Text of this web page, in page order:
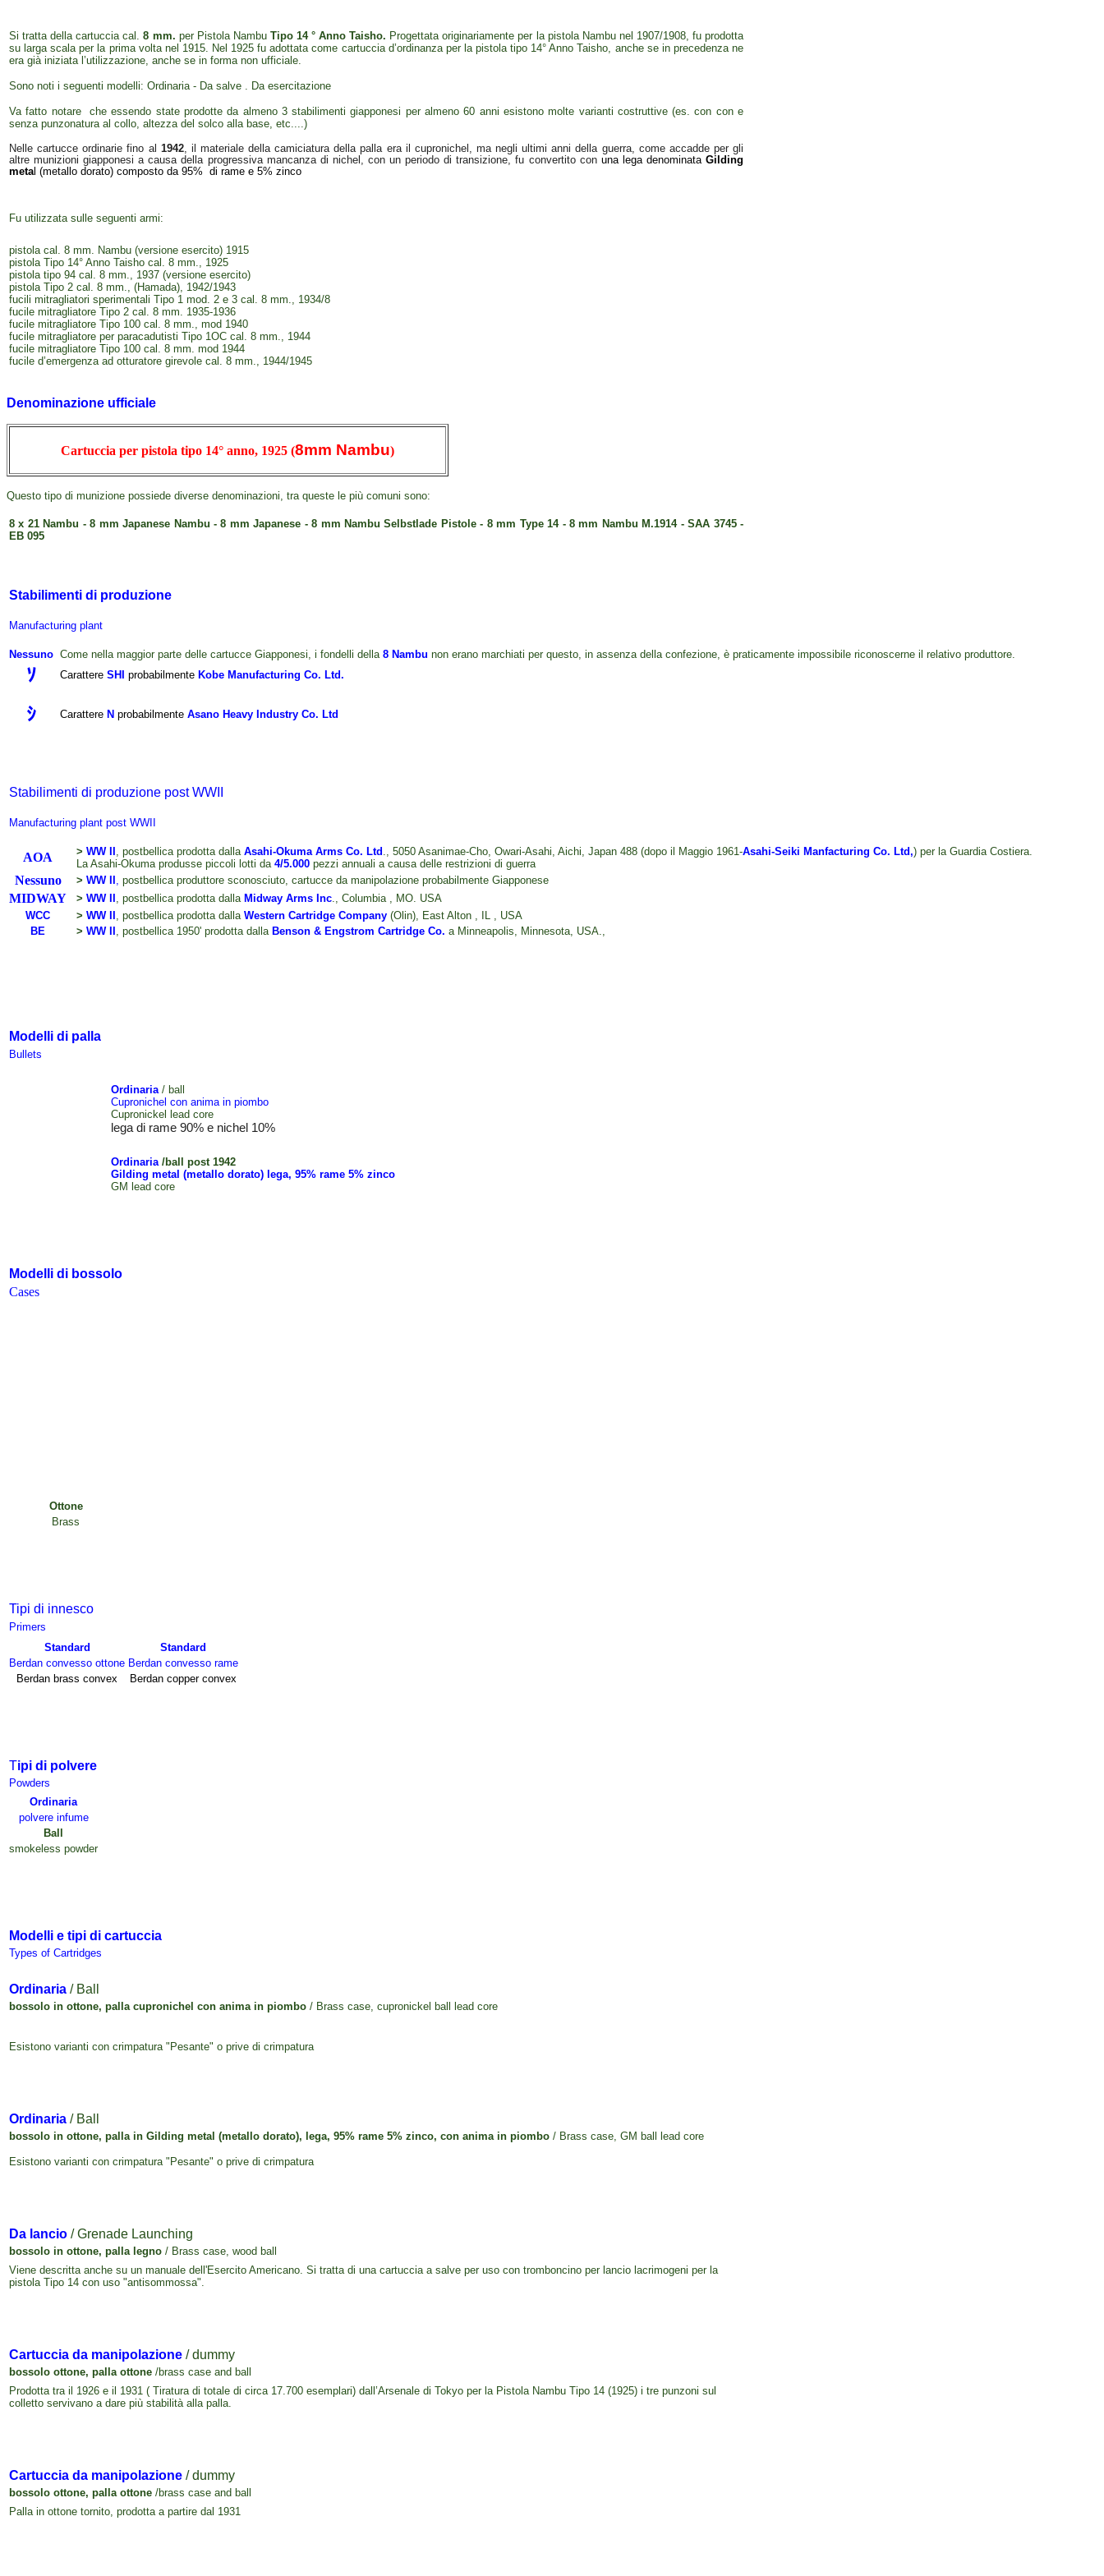
Si tratta della cartuccia cal.8 mm. per Pistola Nambu Tipo 14 ° Anno Taisho. Progettata originariamente per la pistola Nambu nel 1907/1908, fu prodotta
su larga scala per la prima volta nel 1915. Nel 1925 fu adottata come cartuccia d’ordinanza per la pistola tipo 14° Anno Taisho, anche se in precedenza ne
era già iniziata l’utilizzazione, anche se in forma non ufficiale.
Sono noti i seguenti modelli: Ordinaria - Da salve . Da esercitazione
Va fatto notare che essendo state prodotte da almeno 3 stabilimenti giapponesi per almeno 60 anni esistono molte varianti costruttive (es. con con e
senza punzonatura al collo, altezza del solco alla base, etc....)
Nelle cartucce ordinarie fino al 1942, il materiale della camiciatura della palla era il cupronichel, ma negli ultimi anni della guerra, come accadde per gli
altre munizioni giapponesi a causa della progressiva mancanza di nichel, con un periodo di transizione, fu convertito con una lega denominataGilding
metal (metallo dorato) composto da 95% di rame e 5% zinco
Fu utilizzata sulle seguenti armi:
pistola cal. 8 mm. Nambu (versione esercito) 1915
pistola Tipo 14° Anno Taisho cal. 8 mm., 1925
pistola tipo 94 cal. 8 mm., 1937 (versione esercito)
pistola Tipo 2 cal. 8 mm., (Hamada), 1942/1943
fucili mitragliatori sperimentali Tipo 1 mod. 2 e 3 cal. 8 mm., 1934/8
fucile mitragliatore Tipo 2 cal. 8 mm. 1935-1936
fucile mitragliatore Tipo 100 cal. 8 mm., mod 1940
fucile mitragliatore per paracadutisti Tipo 1OC cal. 8 mm., 1944
fucile mitragliatore Tipo 100 cal. 8 mm. mod 1944
fucile d’emergenza ad otturatore girevole cal. 8 mm., 1944/1945
Denominazione ufficiale
Cartuccia per pistola tipo 14° anno, 1925 (8mm Nambu)
Questo tipo di munizione possiede diverse denominazioni, tra queste le più comuni sono:
8 x 21 Nambu - 8 mm Japanese Nambu - 8 mm Japanese - 8 mm Nambu Selbstlade Pistole - 8 mm Type 14 - 8 mm Nambu M.1914 - SAA 3745 -
EB 095
Stabilimenti di produzione
Manufacturing plant
Nessuno Come nella maggior parte delle cartucce Giapponesi, i fondelli della 8 Nambu non erano marchiati per questo, in assenza della confezione, è praticamente impossibile riconoscerne il relativo produttore.
ｿ Carattere SHI probabilmente Kobe Manufacturing Co. Ltd.
ｼ Carattere N probabilmente Asano Heavy Industry Co. Ltd
Stabilimenti di produzione post WWII
Manufacturing plant post WWII
AOA > WW II , postbellica prodotta dalla Asahi-Okuma Arms Co. Ltd ., 5050 Asanimae-Cho, Owari-Asahi, Aichi, Japan 488 (dopo il Maggio 1961-Asahi-Seiki Manfacturing Co. Ltd,) per la Guardia Costiera.
La Asahi-Okuma produsse piccoli lotti da 4/5.000 pezzi annuali a causa delle restrizioni di guerra
Nessuno > WW II , postbellica produttore sconosciuto, cartucce da manipolazione probabilmente Giapponese
MIDWAY > WW II , postbellica prodotta dalla Midway Arms Inc., Columbia , MO. USA
WCC
> WW II , postbellica prodotta dalla Western Cartridge Company (Olin), East Alton , IL , USA
BE
> WW II , postbellica 1950' prodotta dalla Benson & Engstrom Cartridge Co. a Minneapolis, Minnesota, USA.,
Modelli di palla
Bullets
Ordinaria / ball
Cupronichel con anima in piombo
Cupronickel lead core
lega di rame 90% e nichel 10%
Ordinaria/ball post 1942
Gilding metal (metallo dorato) lega, 95% rame 5% zinco
GM lead core
Modelli di bossolo
Cases
Ottone
Brass
Tipi di innesco
Primers
Standard
Standard
Berdan convesso ottone Berdan convesso rame
Berdan brass convex
Berdan copper convex
Tipi di polvere
Powders
Ordinaria
polvere infume
Ball
smokeless powder
Modelli e tipi di cartuccia
Types of Cartridges
Ordinaria / Ball
bossolo in ottone, palla cupronichel con anima in piombo / Brass case, cupronickel ball lead core
Esistono varianti con crimpatura "Pesante" o prive di crimpatura
Ordinaria / Ball
bossolo in ottone, palla in Gilding metal (metallo dorato), lega, 95% rame 5% zinco, con anima in piombo / Brass case, GM ball lead core
Esistono varianti con crimpatura "Pesante" o prive di crimpatura
Da lancio / Grenade Launching
bossolo in ottone, palla legno / Brass case, wood ball
Viene descritta anche su un manuale dell'Esercito Americano. Si tratta di una cartuccia a salve per uso con tromboncino per lancio lacrimogeni per la
pistola Tipo 14 con uso "antisommossa".
Cartuccia da manipolazione / dummy
bossolo ottone, palla ottone /brass case and ball
Prodotta tra il 1926 e il 1931 ( Tiratura di totale di circa 17.700 esemplari) dall’Arsenale di Tokyo per la Pistola Nambu Tipo 14 (1925) i tre punzoni sul
colletto servivano a dare più stabilità alla palla.
Cartuccia da manipolazione / dummy
bossolo ottone, palla ottone /brass case and ball
Palla in ottone tornito, prodotta a partire dal 1931